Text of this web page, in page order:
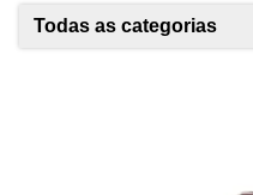
Todas as categorias